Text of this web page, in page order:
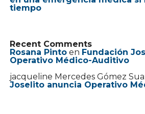
tiempo
Recent Comments
Rosana Pintoen Fundación
Operativo Médico-Auditivo
jacqueline Mercedes Gómez
Joselito anuncia Operativo